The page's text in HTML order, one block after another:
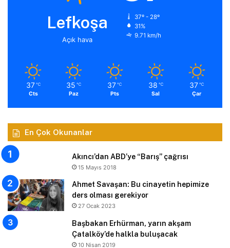
Lefkoşa
Açık hava
37º - 28º
31%
9.71 km/h
37 ℃
Cts
35 ℃
Paz
37 ℃
Pts
38 ℃
Sal
37 ℃
Çar
En Çok Okunanlar
Akıncı’dan ABD’ye “Barış” çağrısı
15 Mayıs 2018
Ahmet Savaşan: Bu cinayetin hepimize
ders olması gerekiyor
27 Ocak 2023
Başbakan Erhürman, yarın akşam
Çatalköy’de halkla buluşacak
10 Nisan 2019